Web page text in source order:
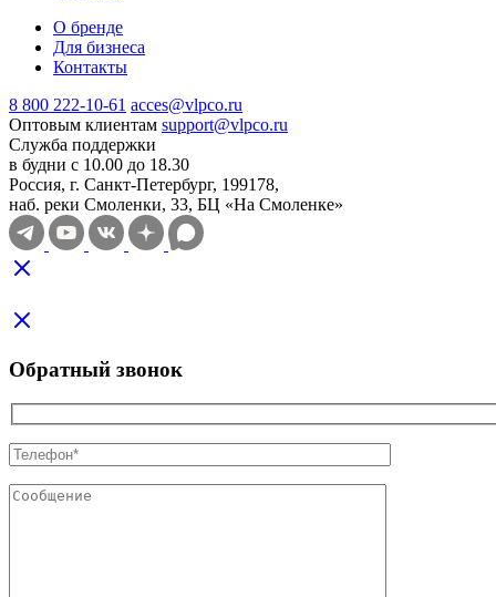
О бренде
Для бизнеса
Контакты
8 800 222-10-61 acces@vlpco.ru
Оптовым клиентам support@vlpco.ru
Служба поддержки
в будни с 10.00 до 18.30
Россия, г. Санкт-Петербург, 199178,
наб. реки Смоленки, 33, БЦ «На Смоленке»
Обратный звонок